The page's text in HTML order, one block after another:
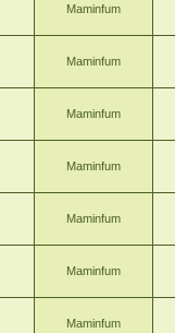
Maminfum
Maminfum
Maminfum
Maminfum
Maminfum
Maminfum
Maminfum